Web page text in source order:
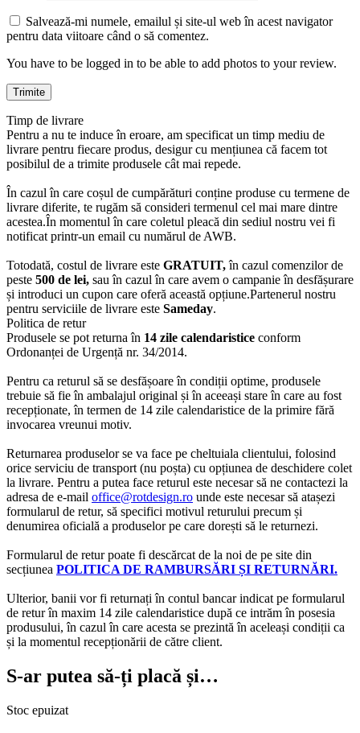
Salvează-mi numele, emailul și site-ul web în acest navigator
pentru data viitoare când o să comentez.
You have to be logged in to be able to add photos to your review.
Timp de livrare
Pentru a nu te induce în eroare, am specificat un timp mediu de
livrare pentru fiecare produs, desigur cu mențiunea că facem tot
posibilul de a trimite produsele cât mai repede.
În cazul în care coșul de cumpărături conține produse cu termene de
livrare diferite, te rugăm să consideri termenul cel mai mare dintre
acestea.În momentul în care coletul pleacă din sediul nostru vei fi
notificat printr-un email cu numărul de AWB.
Totodată, costul de livrare este GRATUIT,în cazul comenzilor de
peste 500 de lei, sau în cazul în care avem o campanie în desfășurare
și introduci un cupon care oferă această opțiune.Partenerul nostru
pentru serviciile de livrare este Sameday.
Politica de retur
Produsele se pot returna în 14 zile calendaristice conform
Ordonanței de Urgență nr. 34/2014.
Pentru ca returul să se desfășoare în condiții optime, produsele
trebuie să fie în ambalajul original și în aceeași stare în care au fost
recepționate, în termen de 14 zile calendaristice de la primire fără
invocarea vreunui motiv.
Returnarea produselor se va face pe cheltuiala clientului, folosind
orice serviciu de transport (nu poșta) cu opțiunea de deschidere colet
la livrare. Pentru a putea face returul este necesar să ne contactezi la
adresa de e-mail office@rotdesign.ro unde este necesar să atașezi
formularul de retur, să specifici motivul returului precum și
denumirea oficială a produselor pe care dorești să le returnezi.
Formularul de retur poate fi descărcat de la noi de pe site din
secțiunea POLITICA DE RAMBURSĂRI ȘI RETURNĂRI.
Ulterior, banii vor fi returnați în contul bancar indicat pe formularul
de retur în maxim 14 zile calendaristice după ce intrăm în posesia
produsului, în cazul în care acesta se prezintă în aceleași condiții ca
și la momentul recepționării de către client.
S-ar putea să-ți placă și…
Stoc epuizat